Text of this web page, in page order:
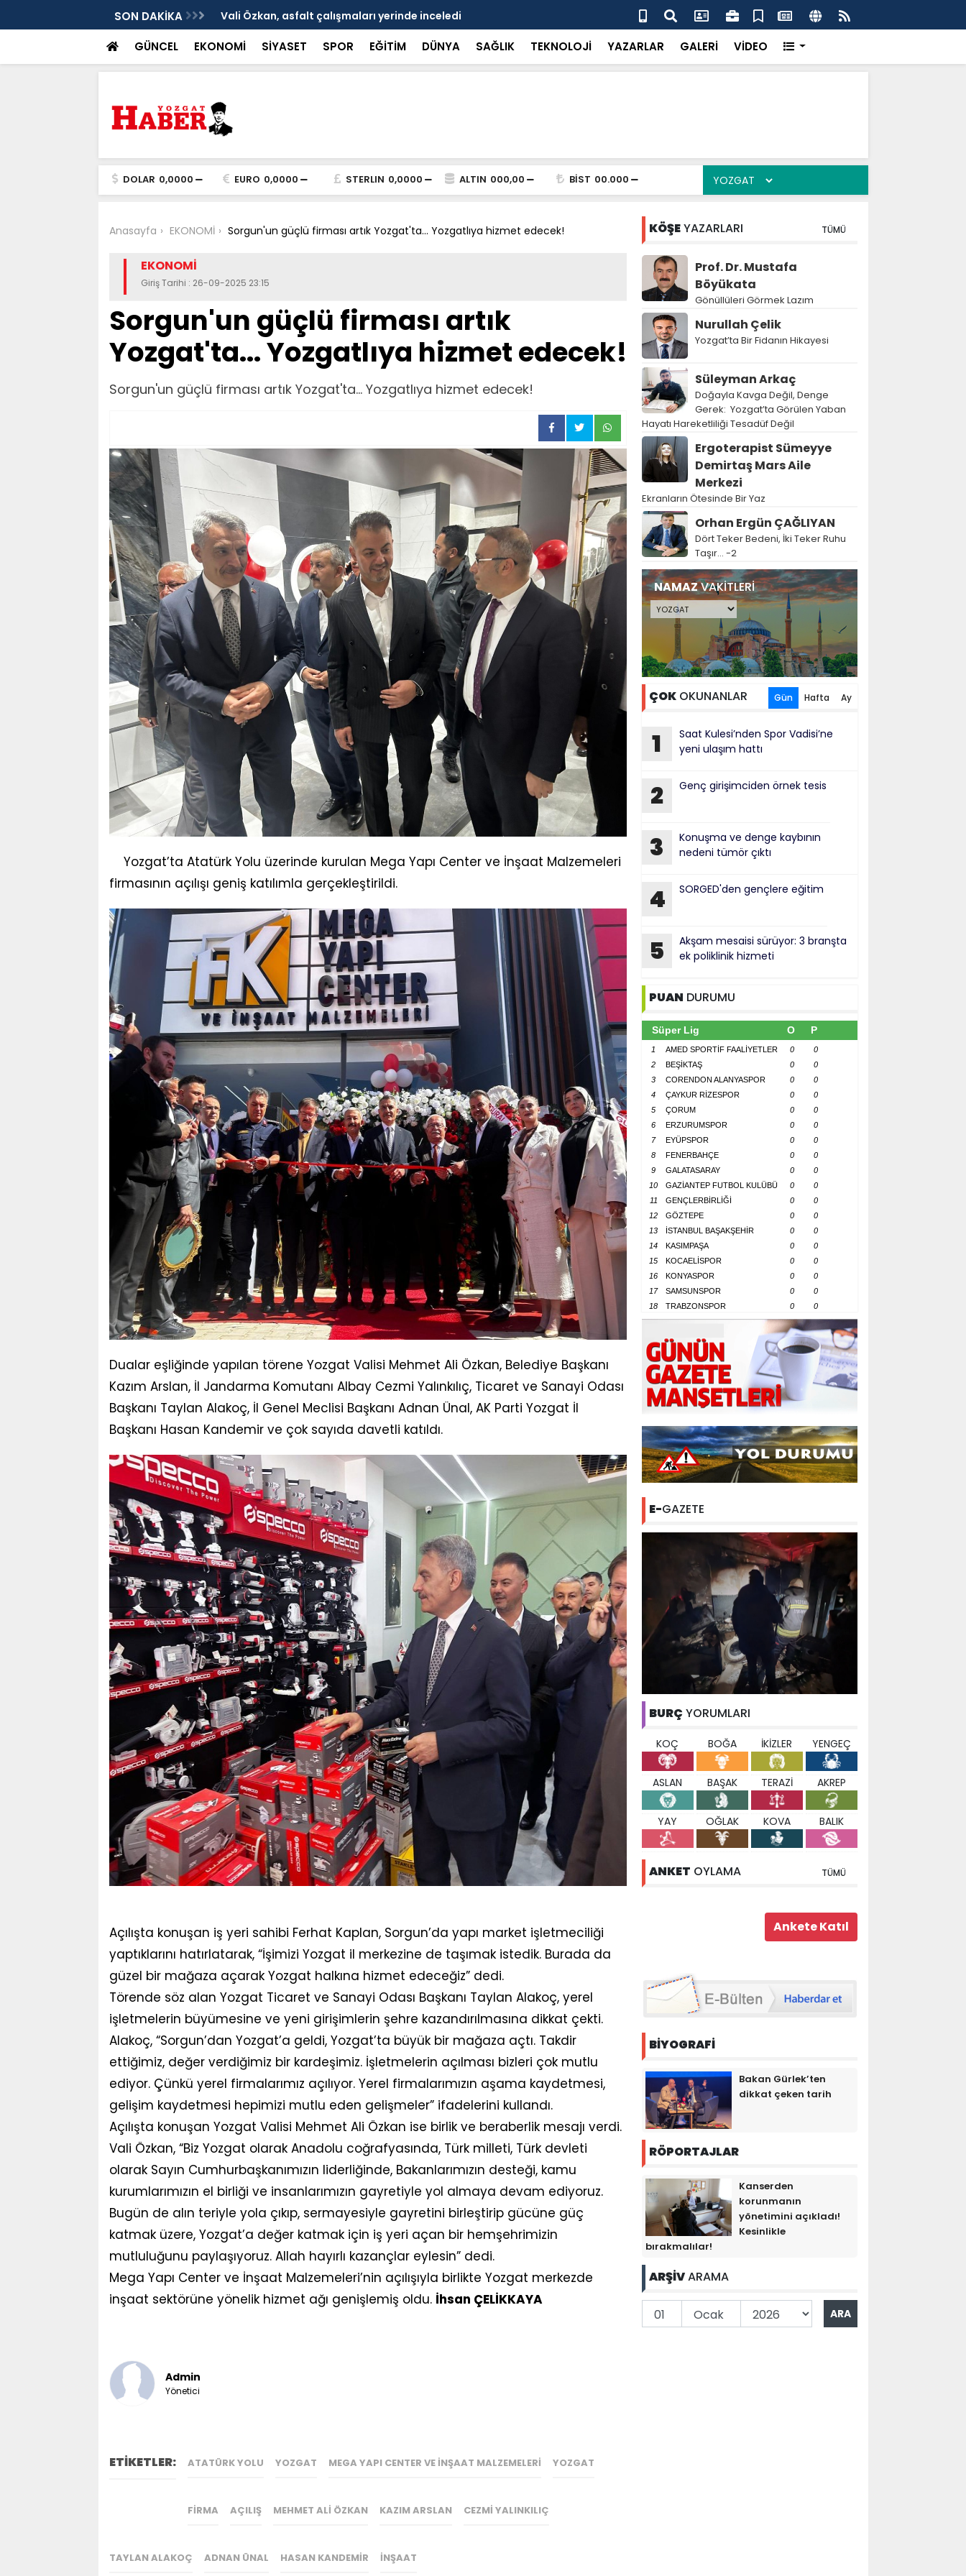
SON DAKİKA Vali Özkan, asfalt çalışmaları yerinde inceledi Bakan Gürlek’ten “Tek Çatı” mesajı
GÜNCEL EKONOMİ SİYASET SPOR EĞİTİM DÜNYA SAĞLIK TEKNOLOJİ YAZARLAR GALERİ VİDEO
DOLAR 0,0000 EURO 0,0000 STERLIN 0,0000 ALTIN 000,00 BİST 00.000
Anasayfa EKONOMİ Sorgun'un güçlü firması artık Yozgat'ta... Yozgatlıya hizmet edecek!
EKONOMİ
Giriş Tarihi : 26-09-2025 23:15
Sorgun'un güçlü firması artık
Yozgat'ta... Yozgatlıya hizmet edecek!
Sorgun'un güçlü firması artık Yozgat'ta... Yozgatlıya hizmet edecek!
Yozgat’ta Atatürk Yolu üzerinde kurulan Mega Yapı Center ve İnşaat Malzemeleri
firmasının açılışı geniş katılımla gerçekleştirildi.
Dualar eşliğinde yapılan törene Yozgat Valisi Mehmet Ali Özkan, Belediye Başkanı
Kazım Arslan, İl Jandarma Komutanı Albay Cezmi Yalınkılıç, Ticaret ve Sanayi Odası
Başkanı Taylan Alakoç, İl Genel Meclisi Başkanı Adnan Ünal, AK Parti Yozgat İl
Başkanı Hasan Kandemir ve çok sayıda davetli katıldı.
Açılışta konuşan iş yeri sahibi Ferhat Kaplan, Sorgun’da yapı market işletmeciliği
yaptıklarını hatırlatarak, “İşimizi Yozgat il merkezine de taşımak istedik. Burada da
güzel bir mağaza açarak Yozgat halkına hizmet edeceğiz” dedi.
Törende söz alan Yozgat Ticaret ve Sanayi Odası Başkanı Taylan Alakoç, yerel
işletmelerin büyümesine ve yeni girişimlerin şehre kazandırılmasına dikkat çekti.
Alakoç, “Sorgun’dan Yozgat’a geldi, Yozgat’ta büyük bir mağaza açtı. Takdir
ettiğimiz, değer verdiğimiz bir kardeşimiz. İşletmelerin açılması bizleri çok mutlu
ediyor. Çünkü yerel firmalarımız açılıyor. Yerel firmalarımızın aşama kaydetmesi,
gelişim kaydetmesi hepimizi mutlu eden gelişmeler” ifadelerini kullandı.
Açılışta konuşan Yozgat Valisi Mehmet Ali Özkan ise birlik ve beraberlik mesajı verdi.
Vali Özkan, “Biz Yozgat olarak Anadolu coğrafyasında, Türk milleti, Türk devleti
olarak Sayın Cumhurbaşkanımızın liderliğinde, Bakanlarımızın desteği, kamu
kurumlarımızın el birliği ve insanlarımızın gayretiyle yol almaya devam ediyoruz.
Bugün de alın teriyle yola çıkıp, sermayesiyle gayretini birleştirip gücüne güç
katmak üzere, Yozgat’a değer katmak için iş yeri açan bir hemşehrimizin
mutluluğunu paylaşıyoruz. Allah hayırlı kazançlar eylesin” dedi.
Mega Yapı Center ve İnşaat Malzemeleri’nin açılışıyla birlikte Yozgat merkezde
inşaat sektörüne yönelik hizmet ağı genişlemiş oldu. İhsan ÇELİKKAYA
Admin
Yönetici
ETİKETLER: ATATÜRK YOLU YOZGAT MEGA YAPI CENTER VE İNŞAAT MALZEMELERI YOZGAT
FIRMA AÇILIŞ MEHMET ALI ÖZKAN KAZIM ARSLAN CEZMI YALINKILIÇ
TAYLAN ALAKOÇ ADNAN ÜNAL HASAN KANDEMIR İNŞAAT
KÖŞEYAZARLARI TÜMÜ
Prof. Dr. Mustafa
Böyükata
Gönüllüleri Görmek Lazım
Nurullah Çelik
Yozgat’ta Bir Fidanın Hikayesi
Süleyman Arkaç
Doğayla Kavga Değil, Denge
Gerek: Yozgat’ta Görülen Yaban
Hayatı Hareketliliği Tesadüf Değil
Ergoterapist Sümeyye
Demirtaş Mars Aile
Merkezi
Ekranların Ötesinde Bir Yaz
Orhan Ergün ÇAĞLIYAN
Dört Teker Bedeni, İki Teker Ruhu
Taşır… -2
NAMAZVAKİTLERİ
ÇOKOKUNANLAR Gün Hafta Ay
1
Saat Kulesi’nden Spor Vadisi’ne
yeni ulaşım hattı
2 Genç girişimciden örnek tesis
3
Konuşma ve denge kaybının
nedeni tümör çıktı
4 SORGED'den gençlere eğitim
5
Akşam mesaisi sürüyor: 3 branşta
ek poliklinik hizmeti
PUAN DURUMU
Süper Lig O P
1 AMED SPORTİF FAALİYETLER 0
0
2
BEŞİKTAŞ 0
0
3
CORENDON ALANYASPOR 0
0
4
ÇAYKUR RİZESPOR 0
0
5
ÇORUM 0
0
6
ERZURUMSPOR 0
0
7
EYÜPSPOR 0
0
8
FENERBAHÇE 0
0
9
GALATASARAY 0
0
10
GAZİANTEP FUTBOL KULÜBÜ 0
0
11
GENÇLERBİRLİĞİ 0
0
12
GÖZTEPE 0
0
13
İSTANBUL BAŞAKŞEHİR 0
0
14
KASIMPAŞA 0
0
15
KOCAELİSPOR 0
0
16
KONYASPOR 0
0
17
SAMSUNSPOR 0
0
18
TRABZONSPOR 0 0
E-GAZETE
BURÇ YORUMLARI
KOÇ BOĞA İKİZLER YENGEÇ
ASLAN BAŞAK TERAZİ AKREP
YAY OĞLAK KOVA BALIK
ANKET OYLAMA TÜMÜ
BİYOGRAFİ
Bakan Gürlek’ten
dikkat çeken tarih
RÖPORTAJLAR
Kanserden
korunmanın
yönetimini açıkladı!
Kesinlikle
bırakmalılar!
ARŞİVARAMA